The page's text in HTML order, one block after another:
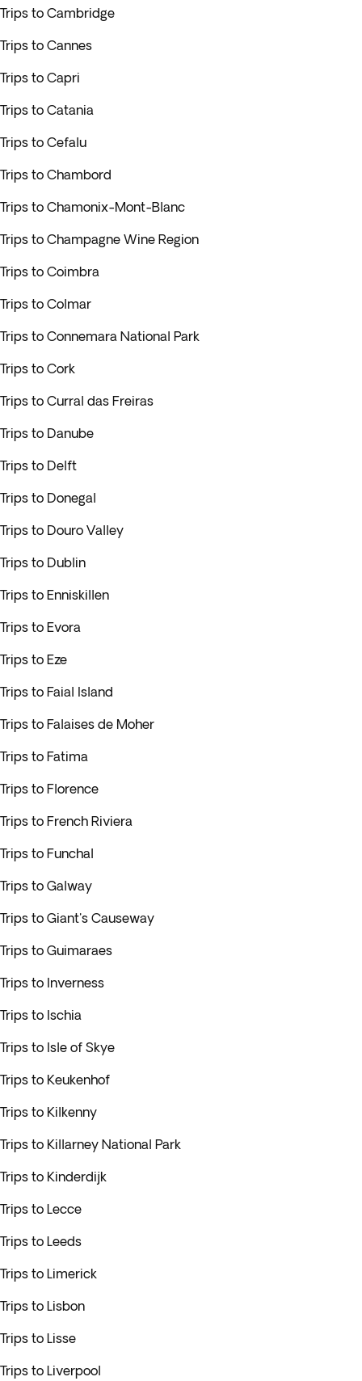
Trips to Cambridge
Trips to Cannes
Trips to Capri
Trips to Catania
Trips to Cefalu
Trips to Chambord
Trips to Chamonix-Mont-Blanc
Trips to Champagne Wine Region
Trips to Coimbra
Trips to Colmar
Trips to Connemara National Park
Trips to Cork
Trips to Curral das Freiras
Trips to Danube
Trips to Delft
Trips to Donegal
Trips to Douro Valley
Trips to Dublin
Trips to Enniskillen
Trips to Evora
Trips to Eze
Trips to Faial Island
Trips to Falaises de Moher
Trips to Fatima
Trips to Florence
Trips to French Riviera
Trips to Funchal
Trips to Galway
Trips to Giant's Causeway
Trips to Guimaraes
Trips to Inverness
Trips to Ischia
Trips to Isle of Skye
Trips to Keukenhof
Trips to Kilkenny
Trips to Killarney National Park
Trips to Kinderdijk
Trips to Lecce
Trips to Leeds
Trips to Limerick
Trips to Lisbon
Trips to Lisse
Trips to Liverpool